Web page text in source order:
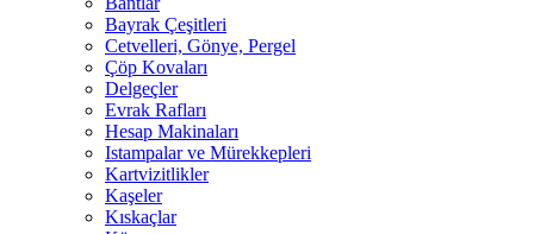
Bayrak Çeşitleri
Cetvelleri, Gönye, Pergel
Çöp Kovaları
Delgeçler
Evrak Rafları
Hesap Makinaları
Istampalar ve Mürekkepleri
Kartvizitlikler
Kaşeler
Kıskaçlar